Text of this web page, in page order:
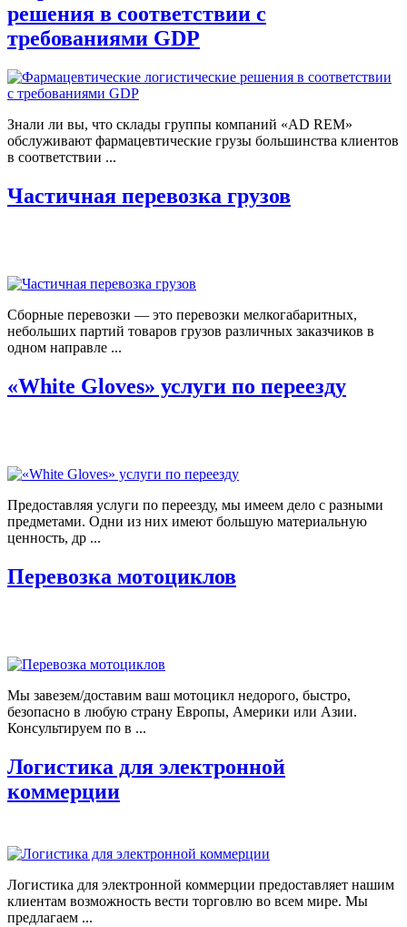
решения в соответствии с
требованиями GDP
Знали ли вы, что склады группы компаний «AD REM»
обслуживают фармацевтические грузы большинства клиентов
в соответствии ...
Частичная перевозка грузов
Сборные перевозки — это перевозки мелкогабаритных,
небольших партий товаров грузов различных заказчиков в
одном направле ...
«White Gloves» услуги по переезду
Предоставляя услуги по переезду, мы имеем дело с разными
предметами. Одни из них имеют большую материальную
ценность, др ...
Перевозка мотоциклов
Мы завезем/доставим ваш мотоцикл недорого, быстро,
безопасно в любую страну Европы, Америки или Азии.
Консультируем по в ...
Логистика для электронной
коммерции
Логистика для электронной коммерции предоставляет нашим
клиентам возможность вести торговлю во всем мире. Мы
предлагаем ...